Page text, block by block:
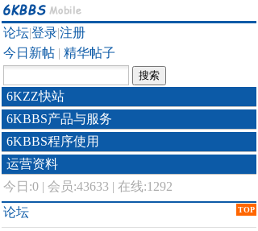
论坛|登录|注册
今日新帖 | 精华帖子
6KZZ快站
6KBBS产品与服务
6KBBS程序使用
运营资料
今日:0 | 会员:43633 | 在线:1292
TOP
论坛